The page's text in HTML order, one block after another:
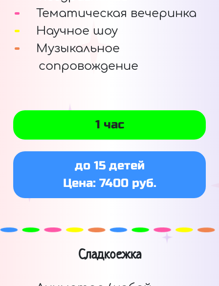
Тематическая вечеринка
Научное шоу
Музыкальное
сопровождение
1 час
до 15 детей
Цена: 7400 руб.
Сладкоежка